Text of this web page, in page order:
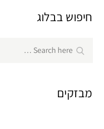
חיפוש בבלוג
for:
Search
מבזקים